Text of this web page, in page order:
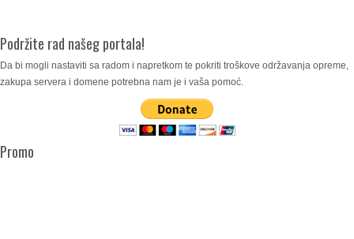
Podržite rad našeg portala!
Da bi mogli nastaviti sa radom i napretkom te pokriti troškove održavanja opreme,
zakupa servera i domene potrebna nam je i vaša pomoć.
Promo